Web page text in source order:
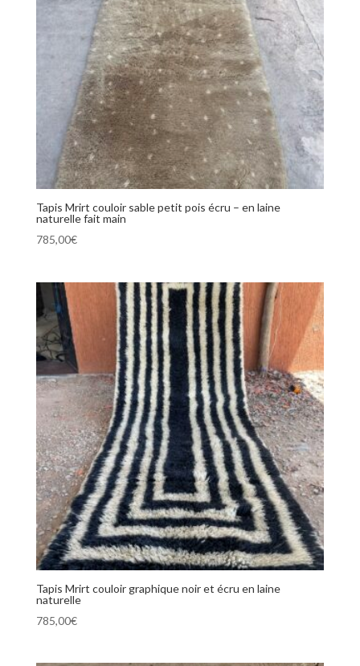
Tapis Mrirt couloir sable petit pois écru – en laine
naturelle fait main
785,00€
Tapis Mrirt couloir graphique noir et écru en laine
naturelle
785,00€